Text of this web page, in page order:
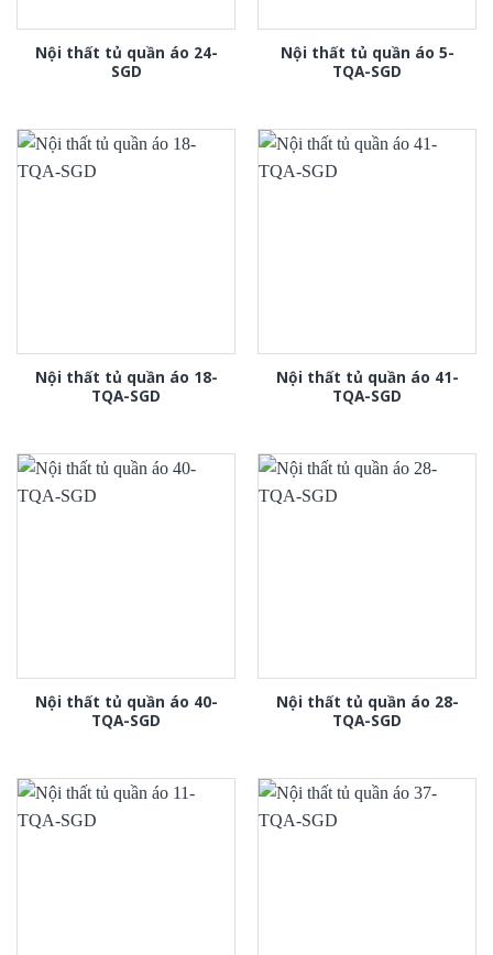
Nội thất tủ quần áo 24-
SGD
Nội thất tủ quần áo 5-
TQA-SGD
Nội thất tủ quần áo 18-
TQA-SGD
Nội thất tủ quần áo 41-
TQA-SGD
Nội thất tủ quần áo 40-
TQA-SGD
Nội thất tủ quần áo 28-
TQA-SGD